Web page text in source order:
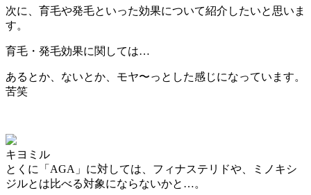
次に、育毛や発毛といった効果について紹介したいと思いま
す。
育毛・発毛効果に関しては…
あるとか、ないとか、モヤ〜っとした感じになっています。
苦笑
キヨミル
とくに「AGA」に対しては、フィナステリドや、ミノキシ
ジルとは比べる対象にならないかと…。